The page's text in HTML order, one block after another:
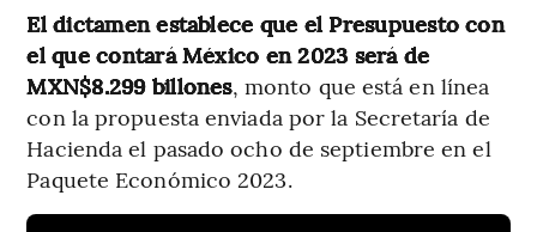
El dictamen establece que el Presupuesto con
el que contará México en 2023 será de
MXN$8.299 billones, monto que está en línea
con la propuesta enviada por la Secretaría de
Hacienda el pasado ocho de septiembre en el
Paquete Económico 2023.